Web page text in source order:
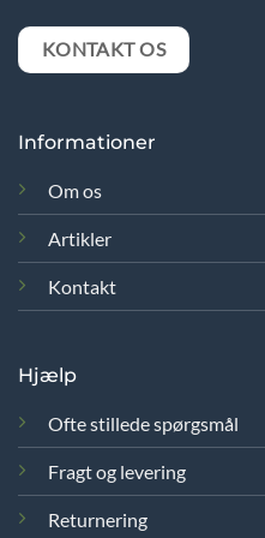
KONTAKT OS
Informationer
Om os
Artikler
Kontakt
Hjælp
Ofte stillede spørgsmål
Fragt og levering
Returnering